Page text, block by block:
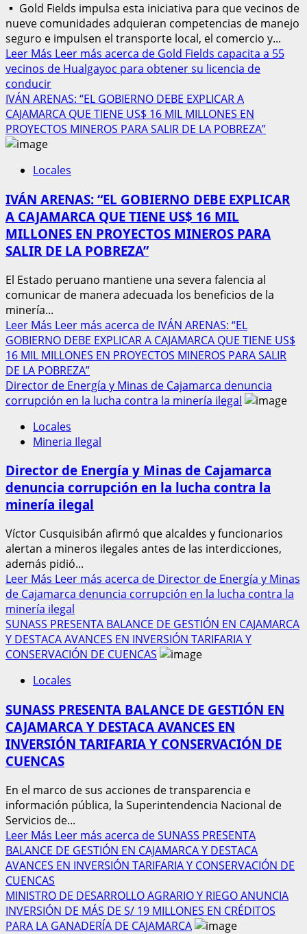
▪ Gold Fields impulsa esta iniciativa para que vecinos de
nueve comunidades adquieran competencias de manejo
seguro e impulsen el transporte local, el comercio y...
Leer Más Leer más acerca de Gold Fields capacita a 55
vecinos de Hualgayoc para obtener su licencia de
conducir
IVÁN ARENAS: “EL GOBIERNO DEBE EXPLICAR A
CAJAMARCA QUE TIENE US$ 16 MIL MILLONES EN
PROYECTOS MINEROS PARA SALIR DE LA POBREZA”
Locales
IVÁN ARENAS: “EL GOBIERNO DEBE EXPLICAR
A CAJAMARCA QUE TIENE US$ 16 MIL
MILLONES EN PROYECTOS MINEROS PARA
SALIR DE LA POBREZA”
El Estado peruano mantiene una severa falencia al
comunicar de manera adecuada los beneficios de la
minería...
Leer Más Leer más acerca de IVÁN ARENAS: “EL
GOBIERNO DEBE EXPLICAR A CAJAMARCA QUE TIENE US$
16 MIL MILLONES EN PROYECTOS MINEROS PARA SALIR
DE LA POBREZA”
Director de Energía y Minas de Cajamarca denuncia
corrupción en la lucha contra la minería ilegal
Locales
Mineria Ilegal
Director de Energía y Minas de Cajamarca
denuncia corrupción en la lucha contra la
minería ilegal
Víctor Cusquisibán afirmó que alcaldes y funcionarios
alertan a mineros ilegales antes de las interdicciones,
además pidió...
Leer Más Leer más acerca de Director de Energía y Minas
de Cajamarca denuncia corrupción en la lucha contra la
minería ilegal
SUNASS PRESENTA BALANCE DE GESTIÓN EN CAJAMARCA
Y DESTACA AVANCES EN INVERSIÓN TARIFARIA Y
CONSERVACIÓN DE CUENCAS
Locales
SUNASS PRESENTA BALANCE DE GESTIÓN EN
CAJAMARCA Y DESTACA AVANCES EN
INVERSIÓN TARIFARIA Y CONSERVACIÓN DE
CUENCAS
En el marco de sus acciones de transparencia e
información pública, la Superintendencia Nacional de
Servicios de...
Leer Más Leer más acerca de SUNASS PRESENTA
BALANCE DE GESTIÓN EN CAJAMARCA Y DESTACA
AVANCES EN INVERSIÓN TARIFARIA Y CONSERVACIÓN DE
CUENCAS
MINISTRO DE DESARROLLO AGRARIO Y RIEGO ANUNCIA
INVERSIÓN DE MÁS DE S/ 19 MILLONES EN CRÉDITOS
PARA LA GANADERÍA DE CAJAMARCA